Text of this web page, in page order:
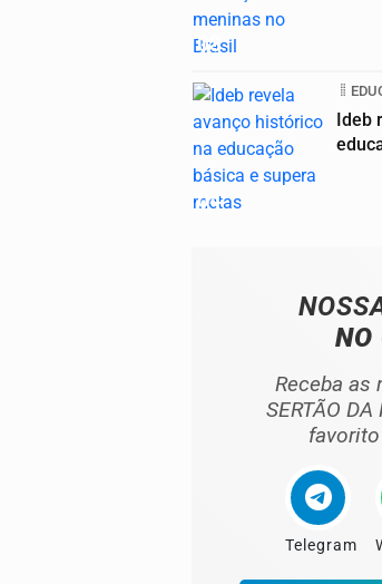
03
04
Ideb
NO
Receba as
SERTÃO
Telegram